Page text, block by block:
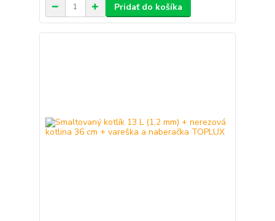
Pridať do košíka